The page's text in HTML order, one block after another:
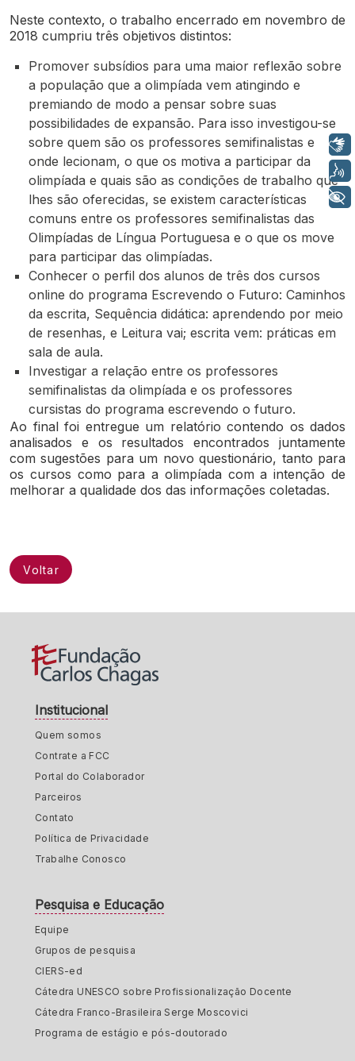
Neste contexto, o trabalho encerrado em novembro de
2018 cumpriu três objetivos distintos:
Promover subsídios para uma maior reflexão sobre
a população que a olimpíada vem atingindo e
premiando de modo a pensar sobre suas
possibilidades de expansão. Para isso investigou-se
sobre quem são os professores semifinalistas e
onde lecionam, o que os motiva a participar da
olimpíada e quais são as condições de trabalho que
lhes são oferecidas, se existem características
comuns entre os professores semifinalistas das
Olimpíadas de Língua Portuguesa e o que os move
para participar das olimpíadas.
Conhecer o perfil dos alunos de três dos cursos
online do programa Escrevendo o Futuro: Caminhos
da escrita, Sequência didática: aprendendo por meio
de resenhas, e Leitura vai; escrita vem: práticas em
sala de aula.
Investigar a relação entre os professores
semifinalistas da olimpíada e os professores
cursistas do programa escrevendo o futuro.
Ao final foi entregue um relatório contendo os dados
analisados e os resultados encontrados juntamente
com sugestões para um novo questionário, tanto para
os cursos como para a olimpíada com a intenção de
melhorar a qualidade dos das informações coletadas.
Voltar
Institucional
Quem somos
Contrate a FCC
Portal do Colaborador
Parceiros
Contato
Política de Privacidade
Trabalhe Conosco
Pesquisa e Educação
Equipe
Grupos de pesquisa
CIERS-ed
Cátedra UNESCO sobre Profissionalização Docente
Cátedra Franco-Brasileira Serge Moscovici
Programa de estágio e pós-doutorado
Libras
Voz
+ Acessibilidade